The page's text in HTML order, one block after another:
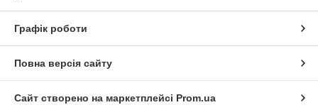
Графік роботи
Повна версія сайту
Сайт створено на маркетплейсі Prom.ua